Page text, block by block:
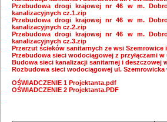
Przebudowa drogi krajowej nr 46 w m.
kanalizacyjnych cz.1.zip
Przebudowa drogi krajowej nr 46 w m.
kanalizacyjnych cz.2.zip
Przebudowa drogi krajowej nr 46 w m.
kanalizacyjnych cz.3.zip
Przerzut ścieków sanitarnych ze wsi
Przebudowa sieci wodociągowej z przyłączami
Budowa sieci kanalizacji sanitarnej i deszczowej
Rozbudowa sieci wodociągowej ul.
OŚWIADCZENIE 1 Projektanta.pdf
OŚWIADCZENIE 2 Projektanta.PDF